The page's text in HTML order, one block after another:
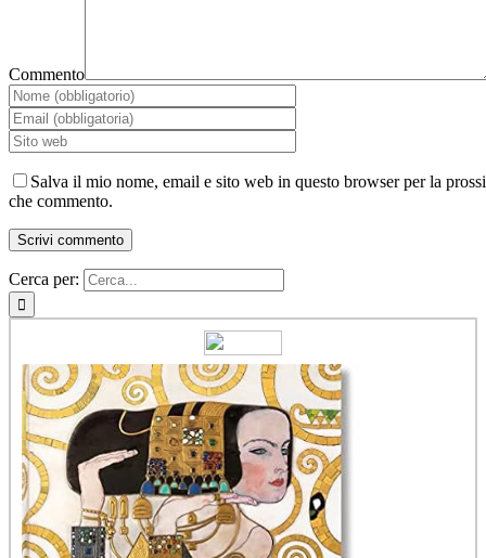
Commento
Salva il mio nome, email e sito web in questo browser per la
che commento.
Cerca per: